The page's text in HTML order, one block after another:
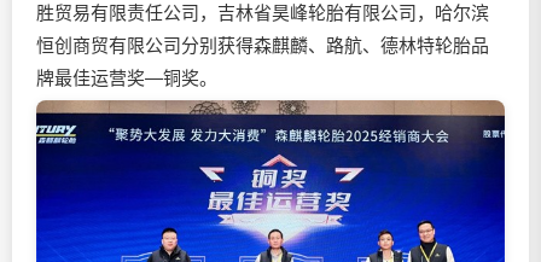
胜贸易有限责任公司，吉林省昊峰轮胎有限公司，哈尔滨
恒创商贸有限公司分别获得森麒麟、路航、德林特轮胎品
牌最佳运营奖—铜奖。